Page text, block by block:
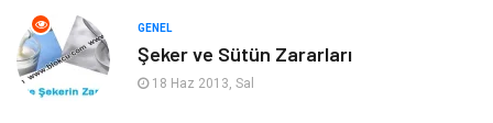
Otomotiv
Gıda
GENEL
Şeker ve Sütün Zararları
18 Haz 2013, Sal